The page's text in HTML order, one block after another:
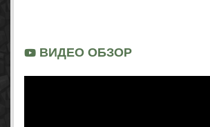
ВИДЕО ОБЗОР